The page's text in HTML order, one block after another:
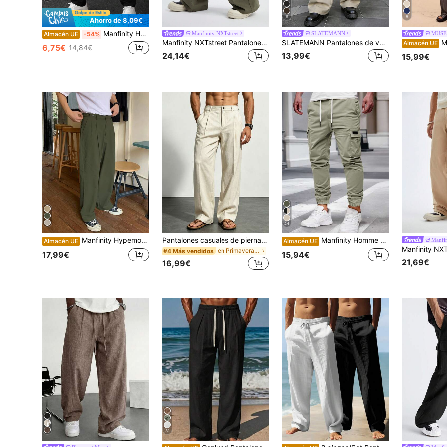
Ahorro de 8,09€
Almacén UE -54% Manfinity Homme Pantalones negros con cordón para hombres, diseño cómodo y práctico, adecuado para salidas casuales, citas, bodas, fotografía, estilo Y2K, prenda versátil y esencial para el armario en todas las estaciones
6,75€ 14,84€
Manfinity NXTstreet
Manfinity NXTstreet Pantalones de carga holgados casuales de pierna ancha tejidos para hombres
24,14€
6
SLATEMANN
SLATEMANN Pantalones de vestir blancos holgados casuales versátiles con pliegues para hombres
13,99€
8
Almacén UE
15,99€
Almacén UE Manfinity Hypemode Pantalones casuales sencillos de unicolor para hombre, otoño
17,99€
Pantalones casuales de pierna recta de unicolor para hombres con bolsillos, uso diario de verano y vacaciones
#4 Más vendidos en Primavera/Verano/Otoño Pantalones de hombre
16,99€
24
Almacén UE Manfinity Homme Pantalones cargo jogger casuales con cintura con cordón y corte ajustado para hombres, versátiles, para otoño
15,94€
21,69€
31